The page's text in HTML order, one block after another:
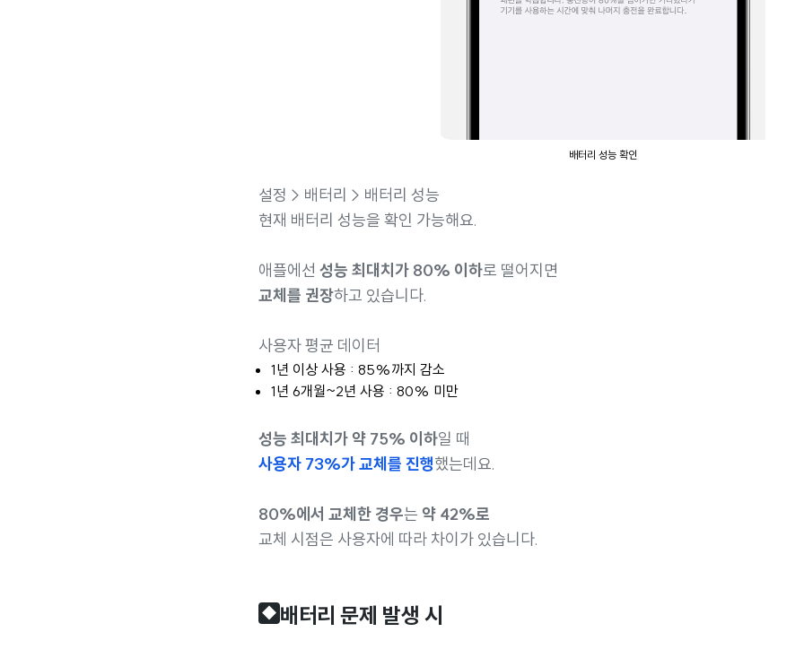
배터리 성능 확인
설정 > 배터리 > 배터리 성능
현재 배터리 성능을 확인 가능해요.
애플에선 성능 최대치가 80% 이하로 떨어지면
교체를 권장하고 있습니다.
사용자 평균 데이터
1년 이상 사용 : 85%까지 감소
1년 6개월~2년 사용 : 80% 미만
성능 최대치가 약 75% 이하일 때
사용자 73%가 교체를 진행했는데요.
80%에서 교체한 경우는 약 42%로
교체 시점은 사용자에 따라 차이가 있습니다.
◆ 배터리 문제 발생 시